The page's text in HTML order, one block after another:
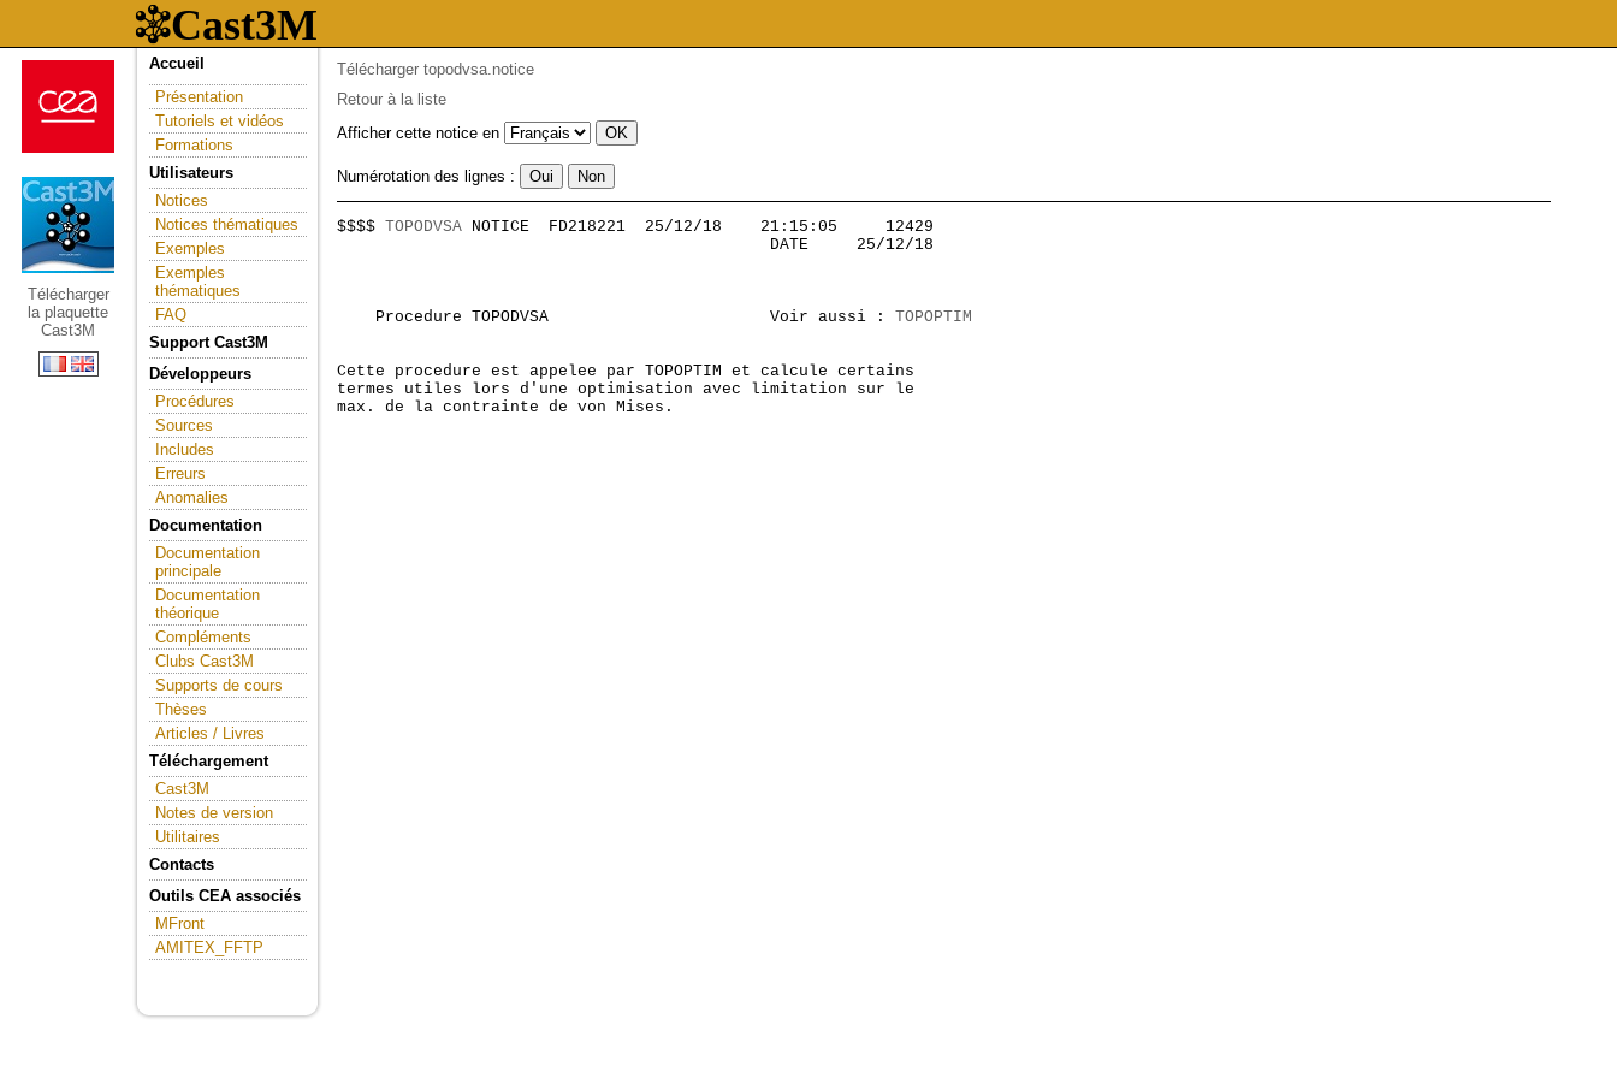
Télécharger
la plaquette
Cast3M
Accueil
Présentation
Tutoriels et vidéos
Formations
Utilisateurs
Notices
Notices thématiques
Exemples
Exemples
thématiques
FAQ
Support Cast3M
Développeurs
Procédures
Sources
Includes
Erreurs
Anomalies
Documentation
Documentation
principale
Documentation
théorique
Compléments
Clubs Cast3M
Supports de cours
Thèses
Articles / Livres
Téléchargement
Cast3M
Notes de version
Utilitaires
Contacts
Outils CEA associés
MFront
AMITEX_FFTP
Télécharger topodvsa.notice
Retour à la liste
Afficher cette notice en
Numérotation des lignes :
$$$$ TOPODVSA NOTICE  FD218221  25/12/18    21:15:05     12429
                                             DATE     25/12/18
    Procedure TOPODVSA                       Voir aussi :
TOPOPTIM
Cette procedure est appelee par TOPOPTIM et calcule certains
termes utiles lors d'une optimisation avec limitation sur le
max. de la contrainte de von Mises.